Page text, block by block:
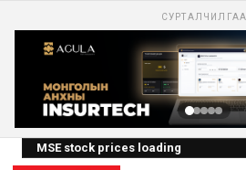
СУРТАЛЧИЛГАА
MSE stock prices loading